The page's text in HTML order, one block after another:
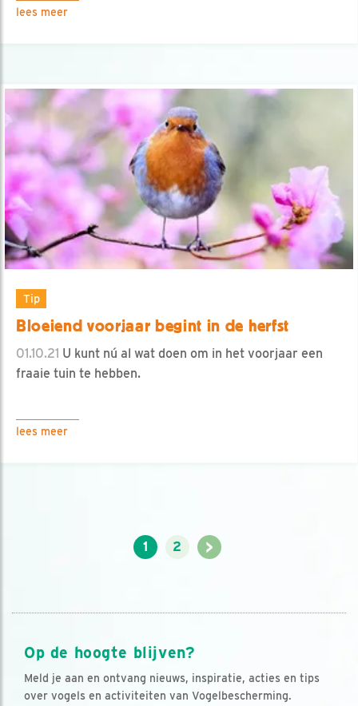
lees meer
Tip
Bloeiend voorjaar begint in de herfst
01.10.21 U kunt nú al wat doen om in het voorjaar een
fraaie tuin te hebben.
lees meer
1 2 >
Op de hoogte blijven?
Meld je aan en ontvang nieuws, inspiratie, acties en tips
over vogels en activiteiten van Vogelbescherming.